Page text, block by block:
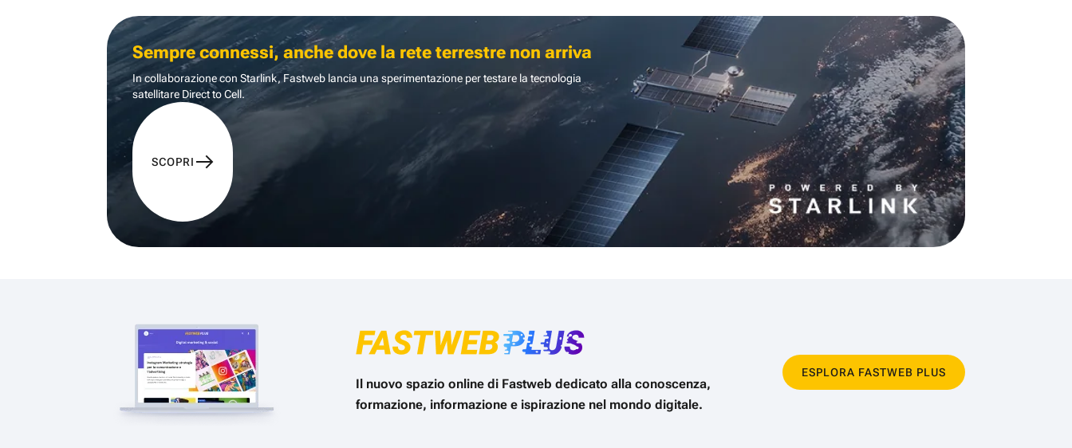
Sempre connessi, anche dove la rete terrestre non arriva
In collaborazione con Starlink, Fastweb lancia una sperimentazione per testare la tecnologia
satellitare Direct to Cell.
SCOPRI
Il nuovo spazio online di Fastweb dedicato alla conoscenza,
formazione, informazione e ispirazione nel mondo digitale.
ESPLORA FASTWEB PLUS